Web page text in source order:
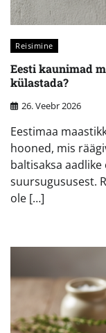
Reisimine
Eesti kaunimad
külastada?
26. Veebr 2026
Eestimaa
hooned, mis
baltisaksa
suursugususest.
ole […]